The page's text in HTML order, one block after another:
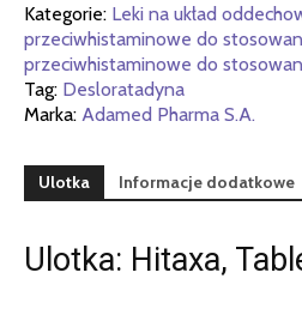
Kategorie: Leki na układ
przeciwhistaminowe do
przeciwhistaminowe do
Tag: Desloratadyna
Marka: Adamed Pharma S.A.
Ulotka Informacje dodatkowe
Ulotka: Hitaxa,